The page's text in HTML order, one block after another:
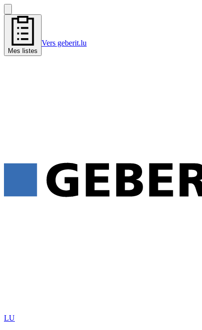
Mes listes
Vers geberit.lu
LU